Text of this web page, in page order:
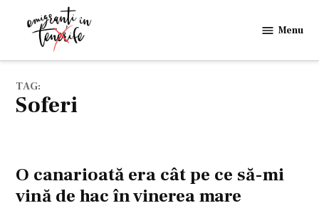
in
Menu
TAG:
soferi
O canarioată era cât pe ce să-mi
vină de hac în vinerea mare